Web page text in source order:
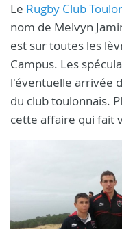
Le Rugby Club
nom de Melvyn
est sur toutes les
Campus. Les
l'éventuelle arrivée
du club toulonnais.
cette affaire qui fait